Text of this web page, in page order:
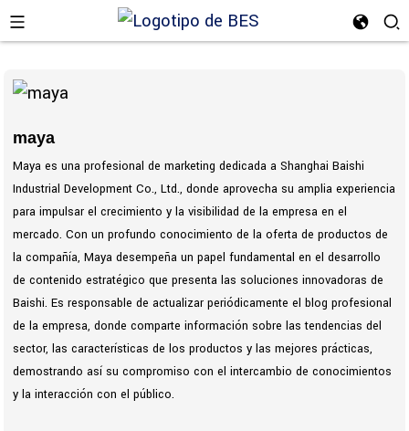
maya
Maya es una profesional de marketing dedicada a Shanghai Baishi
Industrial Development Co., Ltd., donde aprovecha su amplia experiencia
para impulsar el crecimiento y la visibilidad de la empresa en el
mercado. Con un profundo conocimiento de la oferta de productos de
la compañía, Maya desempeña un papel fundamental en el desarrollo
de contenido estratégico que presenta las soluciones innovadoras de
Baishi. Es responsable de actualizar periódicamente el blog profesional
de la empresa, donde comparte información sobre las tendencias del
sector, las características de los productos y las mejores prácticas,
demostrando así su compromiso con el intercambio de conocimientos
y la interacción con el público.